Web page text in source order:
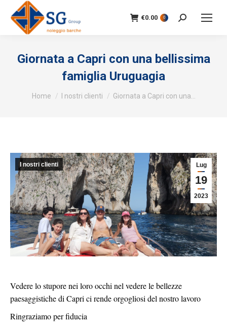
€0.00 0 Search:
Giornata a Capri con una bellissima
famiglia Uruguagia
You are here:
Home I nostri clienti Giornata a Capri con una…
Lug
19
2023
I nostri clienti
Vedere lo stupore nei loro occhi nel vedere le bellezze
paesaggistiche di Capri ci rende orgogliosi del nostro lavoro
Ringraziamo per fiducia